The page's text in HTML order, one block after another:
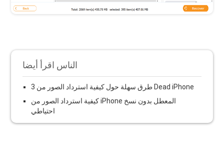
الناس اقرأ أيضا
3 طرق سهلة حول كيفية استرداد الصور من Dead iPhone
كيفية استرداد الصور من iPhone المعطل بدون نسخ
احتياطي